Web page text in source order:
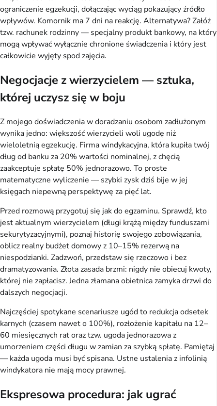
ograniczenie egzekucji, dołączając wyciąg pokazujący źródło
wpływów. Komornik ma 7 dni na reakcję. Alternatywa? Załóż
tzw. rachunek rodzinny — specjalny produkt bankowy, na który
mogą wpływać wyłącznie chronione świadczenia i który jest
całkowicie wyjęty spod zajęcia.
Negocjacje z wierzycielem — sztuka,
której uczysz się w boju
Z mojego doświadczenia w doradzaniu osobom zadłużonym
wynika jedno: większość wierzycieli woli ugodę niż
wieloletnią egzekucję. Firma windykacyjna, która kupiła twój
dług od banku za 20% wartości nominalnej, z chęcią
zaakceptuje spłatę 50% jednorazowo. To proste
matematyczne wyliczenie — szybki zysk dziś bije w jej
księgach niepewną perspektywę za pięć lat.
Przed rozmową przygotuj się jak do egzaminu. Sprawdź, kto
jest aktualnym wierzycielem (długi krążą między funduszami
sekurytyzacyjnymi), poznaj historię swojego zobowiązania,
oblicz realny budżet domowy z 10–15% rezerwą na
niespodzianki. Zadzwoń, przedstaw się rzeczowo i bez
dramatyzowania. Złota zasada brzmi: nigdy nie obiecuj kwoty,
której nie zapłacisz. Jedna złamana obietnica zamyka drzwi do
dalszych negocjacji.
Najczęściej spotykane scenariusze ugód to redukcja odsetek
karnych (czasem nawet o 100%), rozłożenie kapitału na 12–
60 miesięcznych rat oraz tzw. ugoda jednorazowa z
umorzeniem części długu w zamian za szybką spłatę. Pamiętaj
— każda ugoda musi być spisana. Ustne ustalenia z infolinią
windykatora nie mają mocy prawnej.
Ekspresowa procedura: jak ugrać